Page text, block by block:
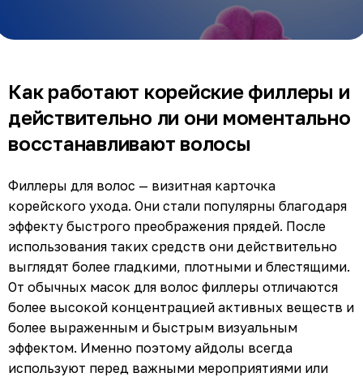
Как работают корейские филлеры и
действительно ли они моментально
восстанавливают волосы
Филлеры для волос — визитная карточка
корейского ухода. Они стали популярны благодаря
эффекту быстрого преображения прядей. После
использования таких средств они действительно
выглядят более гладкими, плотными и блестящими.
От обычных масок для волос филлеры отличаются
более высокой концентрацией активных веществ и
более выраженным и быстрым визуальным
эффектом. Именно поэтому айдолы всегда
используют перед важными мероприятиями или